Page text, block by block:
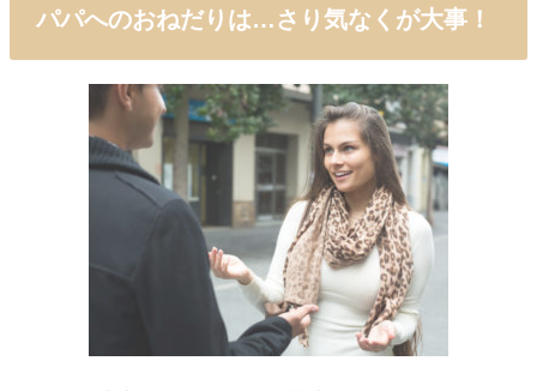
パパへのおねだりは…さり気なくが大事！